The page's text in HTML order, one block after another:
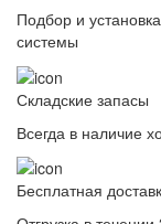
Подбор и
системы
Складские запасы
Всегда в наличие
Бесплатная